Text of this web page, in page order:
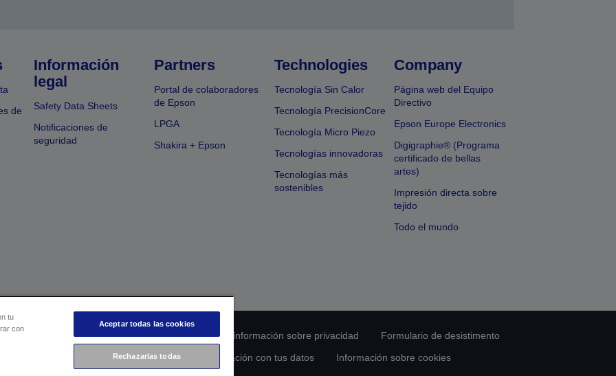
de
Información
legal
Safety Data Sheets
Notificaciones de
seguridad
Partners
Portal de colaboradores
de Epson
LPGA
Shakira + Epson
Technologies
Tecnología Sin Calor
Tecnología PrecisionCore
Tecnología Micro Piezo
Tecnologías innovadoras
Tecnologías más
sostenibles
Company
Página web del Equipo
Directivo
Epson Europe Electronics
Digigraphie® (Programa
certificado de bellas
artes)
Impresión directa sobre
tejido
Todo el mundo
cumplimiento de los productos Declaración de información sobre privacidad
Formulario de desistimento
Ponte en contacto con nosotros en relación con tus datos
Información sobre cookies
tu
con
Aceptar todas las cookies
Rechazarlas todas